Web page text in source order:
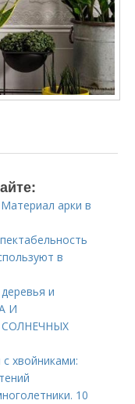
арки в
в
и
И
хвойниками:
10